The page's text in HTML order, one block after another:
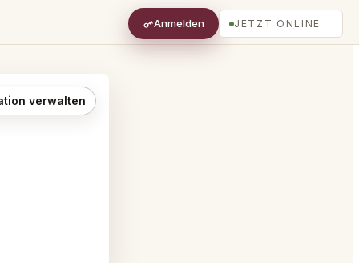
Anmelden JETZT ONLINE
verwalten